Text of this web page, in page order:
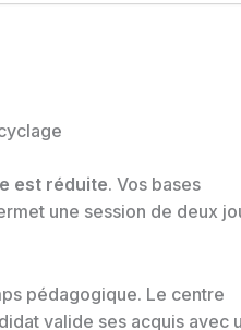
est réduite. Vos bases
une session de deux
pédagogique. Le centre
valide ses acquis avec